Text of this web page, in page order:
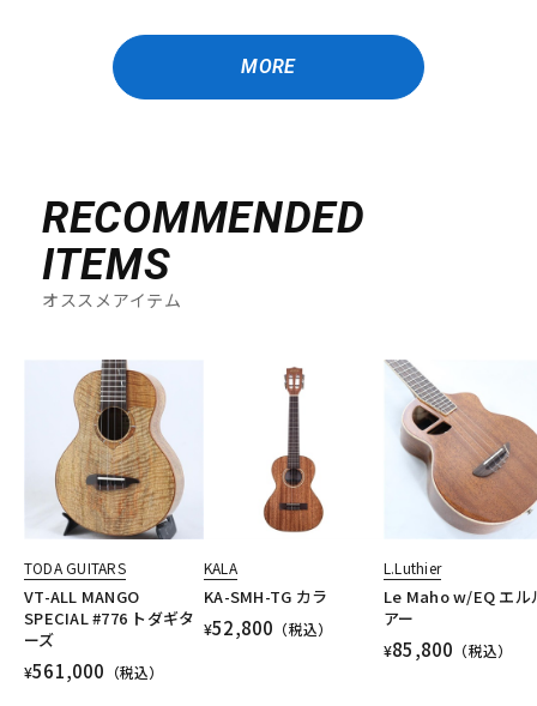
MORE
RECOMMENDED
ITEMS
オススメアイテム
TODA GUITARS
VT-ALL MANGO
SPECIAL #776 トダギタ
ーズ
¥561,000 （税込）
KALA
KA-SMH-TG カラ
¥52,800 （税込）
L.Luthier
Le Maho w/EQ エル
アー
¥85,800 （税込）